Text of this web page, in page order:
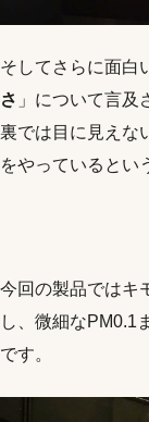
そしてさらに面白
さ 」について言及
裏では目に見えな
をやっているとい
今回の製品ではキ
し、微細なPM0.1
です。